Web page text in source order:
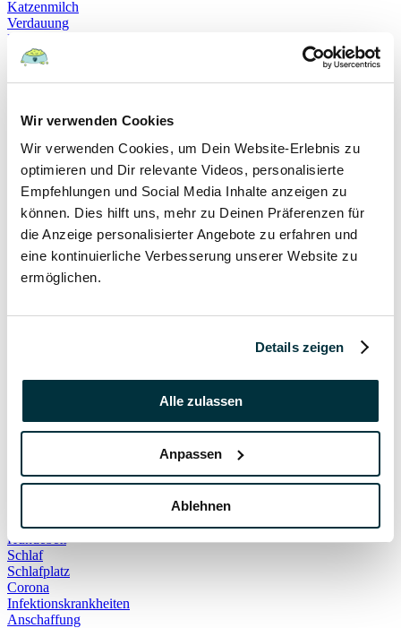
Wir verwenden Cookies
Wir verwenden Cookies, um Dein Website-Erlebnis zu
optimieren und Dir relevante Videos, personalisierte
Empfehlungen und Social Media Inhalte anzeigen zu
können. Dies hilft uns, mehr zu Deinen Präferenzen für
die Anzeige personalisierter Angebote zu erfahren und
eine kontinuierliche Verbesserung unserer Website zu
ermöglichen.
Details zeigen
Alle zulassen
Anpassen
Ablehnen
Katzenmilch
Verdauung
Beruhigung
Katzenverhalten
Schnurren
Selbstheilung
Hundeerziehung
Prüfung
Sachkundenachweis
Sozialverträglichkeit
Bloodhound
Hundesport
Mantrailing
Rettungshund
Schäferhund
Schweißhund
Niesen
Parvovirose
Kater
Leckerlies
Leinenführigkeit
Schmerzen
Hundebett
Schlaf
Schlafplatz
Corona
Infektionskrankheiten
Anschaffung